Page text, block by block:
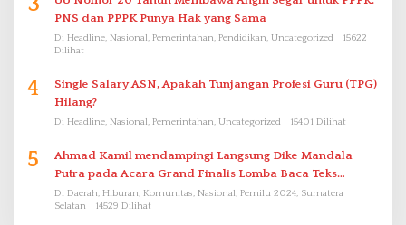
PNS dan PPPK Punya Hak yang Sama
Di Headline, Nasional, Pemerintahan, Pendidikan, Uncategorized
15622
Dilihat
4
Single Salary ASN, Apakah Tunjangan Profesi Guru (TPG)
Hilang?
Di Headline, Nasional, Pemerintahan, Uncategorized 15401 Dilihat
5
Ahmad Kamil mendampingi Langsung Dike Mandala
Putra pada Acara Grand Finalis Lomba Baca Teks
Proklamasi Mirip Bung Karno di Bali
Di Daerah, Hiburan, Komunitas, Nasional, Pemilu 2024, Sumatera
Selatan
14529 Dilihat